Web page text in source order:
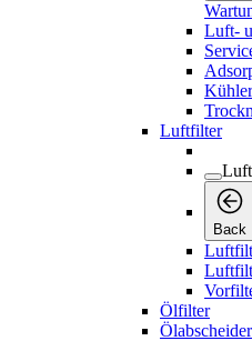
Luft-
Luftfilter
Back
Ölfilter
Ölabscheider